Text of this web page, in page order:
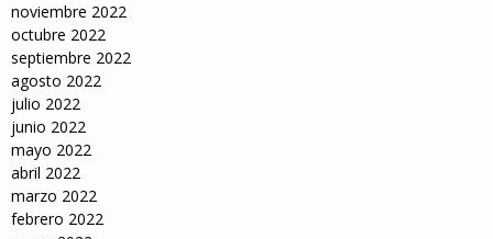
noviembre 2022
octubre 2022
septiembre 2022
agosto 2022
julio 2022
junio 2022
mayo 2022
abril 2022
marzo 2022
febrero 2022